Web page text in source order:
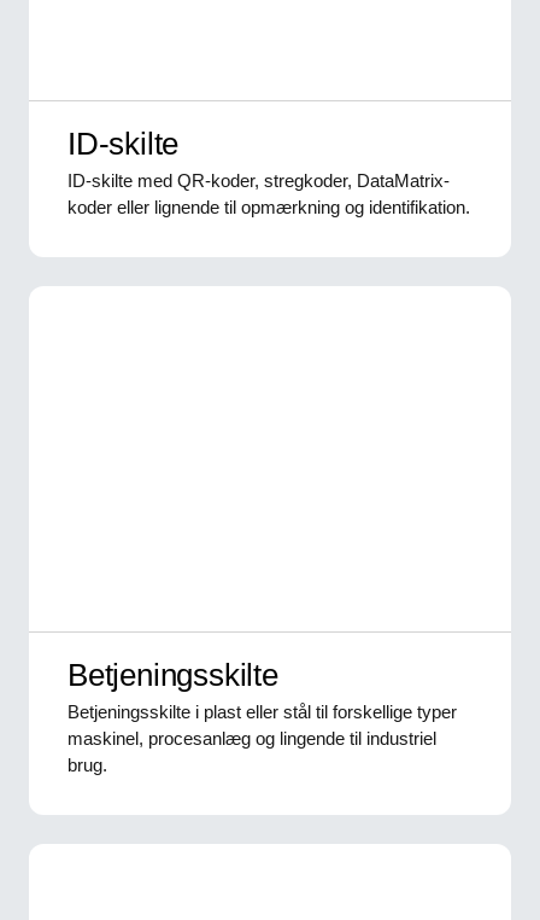
ID-skilte
ID-skilte med QR-koder, stregkoder, DataMatrix-
koder eller lignende til opmærkning og identifikation.
Betjeningsskilte
Betjeningsskilte i plast eller stål til forskellige typer
maskinel, procesanlæg og lingende til industriel
brug.